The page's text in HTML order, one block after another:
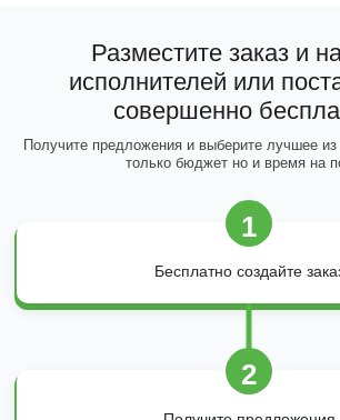
Разместите заказ и
исполнителей или
совершенно
Получите предложения и выберите лучшее из
только бюджет но и время на
1
Бесплатно создайте
2